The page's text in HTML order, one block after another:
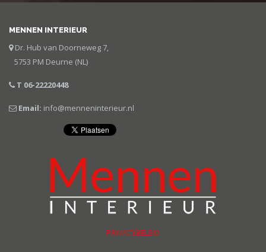
MENNEN INTERIEUR
Dr. Hub van Doorneweg 7,
5753 PM Deurne (NL)
T 06-22220448
Email: info@menneninterieur.nl
PRIVACYBELEID